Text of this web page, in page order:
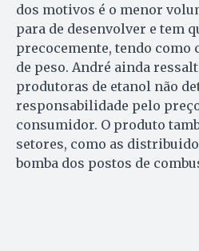
dos motivos é o menor
para de desenvolver e tem
precocemente, tendo como
de peso. André ainda
produtoras de etanol não
responsabilidade pelo
consumidor. O produto
setores, como as
bomba dos postos de